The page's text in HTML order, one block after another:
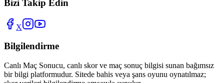
Bizi Takip Edin
X
Bilgilendirme
Canlı Maç Sonucu, canlı skor ve maç sonuç bilgisi sunan bağımsız
bir bilgi platformudur. Sitede bahis veya şans oyunu oynatılmaz;